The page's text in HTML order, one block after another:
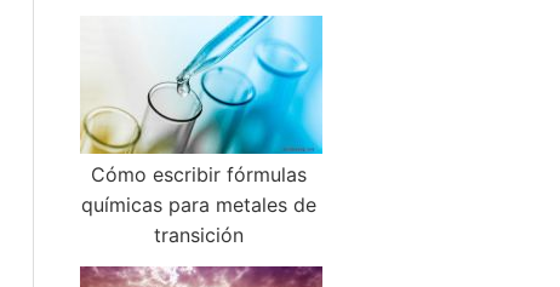
Cómo escribir fórmulas
químicas para metales de
transición